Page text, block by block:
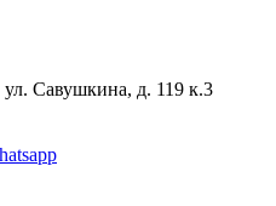
ул. Савушкина, д. 119 к.3